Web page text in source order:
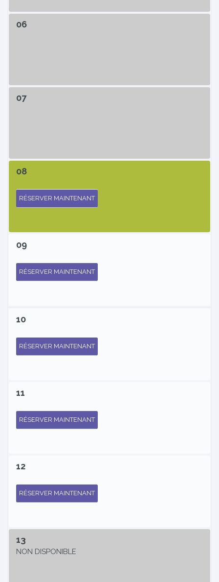
06
07
08
RÉSERVER MAINTENANT
09
RÉSERVER MAINTENANT
10
RÉSERVER MAINTENANT
11
RÉSERVER MAINTENANT
12
RÉSERVER MAINTENANT
13
NON DISPONIBLE